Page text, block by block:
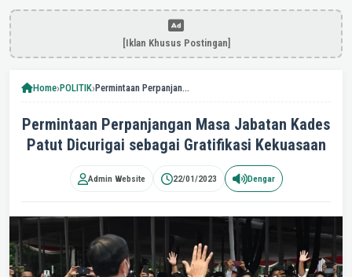
[Iklan Khusus Postingan]
Home›POLITIK› Permintaan Perpanjangan Masa Jabatan Kades Patut Dicurigai sebagai Gratifikasi Kekuasaan
Permintaan Perpanjangan Masa Jabatan Kades
Patut Dicurigai sebagai Gratifikasi Kekuasaan
Admin Website 22/01/2023 Dengar